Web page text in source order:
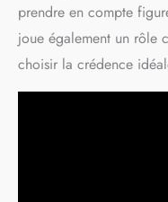
prendre en compte
joue également un rôle
choisir la crédence